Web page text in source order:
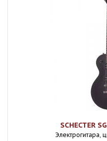
SCHECTER
Электрогитара,